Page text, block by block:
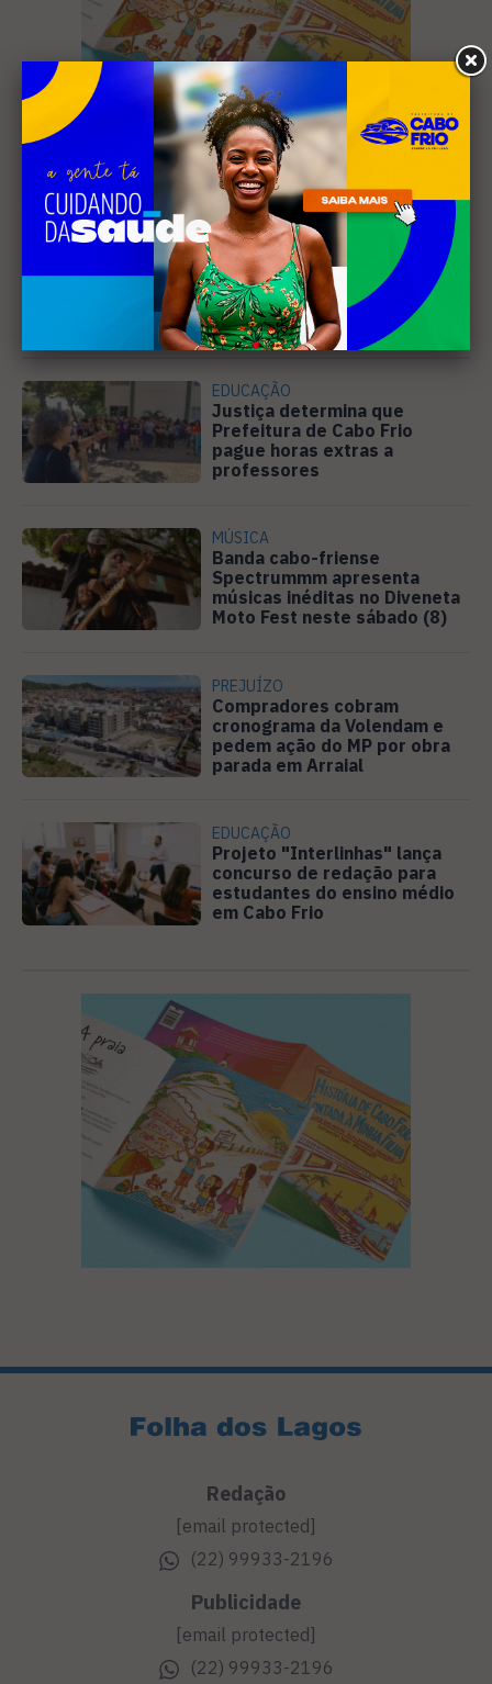
Leia Também
EDUCAÇÃO
Justiça determina que
Prefeitura de Cabo Frio
pague horas extras a
professores
MÚSICA
Banda cabo-friense
Spectrummm apresenta
músicas inéditas no Diveneta
Moto Fest neste sábado (8)
PREJUÍZO
Compradores cobram
cronograma da Volendam e
pedem ação do MP por obra
parada em Arraial
EDUCAÇÃO
Projeto "Interlinhas" lança
concurso de redação para
estudantes do ensino médio
em Cabo Frio
Redação
[email protected]
(22) 99933-2196
Publicidade
[email protected]
(22) 99933-2196